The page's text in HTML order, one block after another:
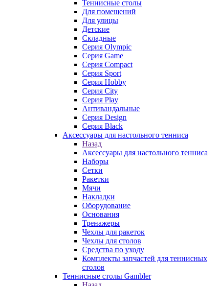
Теннисные столы
Для помещений
Для улицы
Детские
Складные
Серия Olympic
Серия Game
Серия Compact
Серия Sport
Серия Hobby
Серия City
Серия Play
Антивандальные
Серия Design
Серия Black
Аксессуары для настольного тенниса
Назад
Аксессуары для настольного тенниса
Наборы
Сетки
Ракетки
Мячи
Накладки
Оборудование
Основания
Тренажеры
Чехлы для ракеток
Чехлы для столов
Средства по уходу
Комплекты запчастей для теннисных
столов
Теннисные столы Gambler